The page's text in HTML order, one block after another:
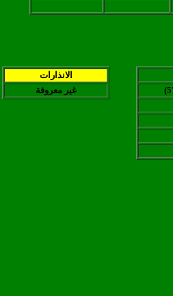
الانذارات
غير معروفة
(